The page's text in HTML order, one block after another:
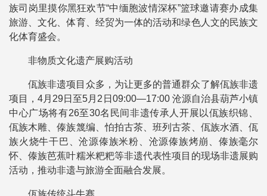
族司岗里摸你黑狂欢节“中缅胞波情深杯”篮球邀请赛办成集
旅游、文化、体育、经贸为一体的活动和绿色人文的民族文
化体育盛会。
非物质文化遗产展购活动
佤族非遗项目众多，为让更多的普通群众了解佤族非遗
项目，4月29日至5月2日09:00―17:00 沧源自治县葫芦小镇
中心广场将有26至30名民间非遗传承人开展以佤族织锦、
佤族木雕、傣族篾编、怕拍古茶、班列古茶、佤族水酒、佤
族火烧牛干巴、沧源傣族米粉、沧源傣族烤崩、傣族毫尔
怀、傣族芭蕉叶糯米粑粑等非遗代表性项目的现场非遗展购
活动，推动非遗与旅游全面融合发展。